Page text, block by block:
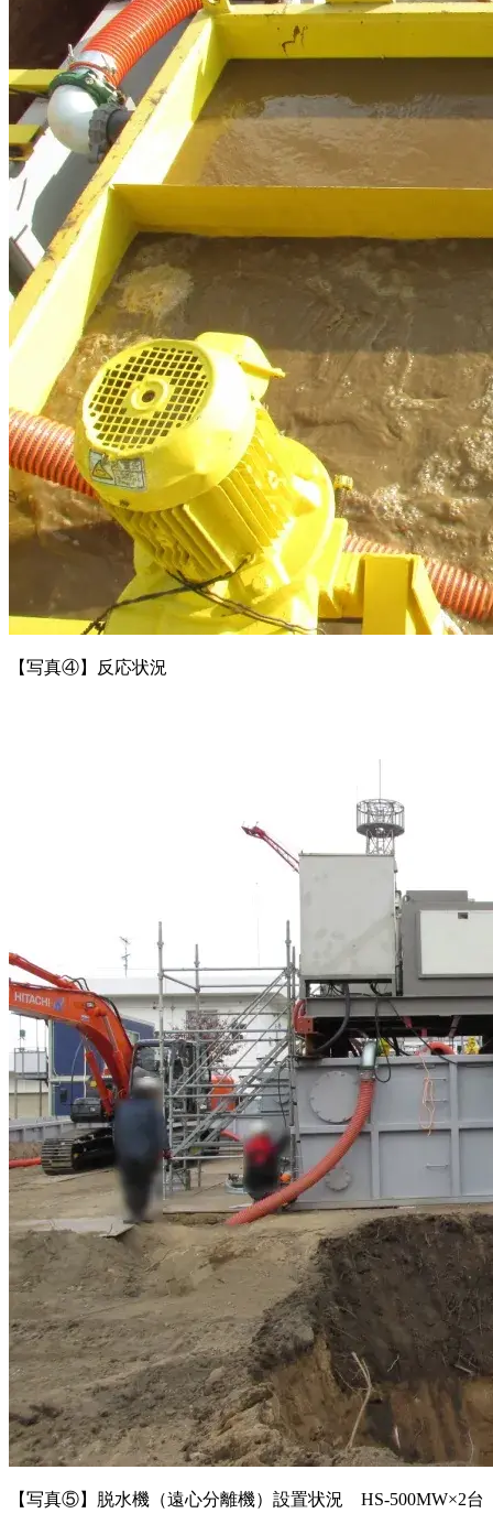
【写真④】反応状況
【写真⑤】脱水機（遠心分離機）設置状況 HS-500MW×2台